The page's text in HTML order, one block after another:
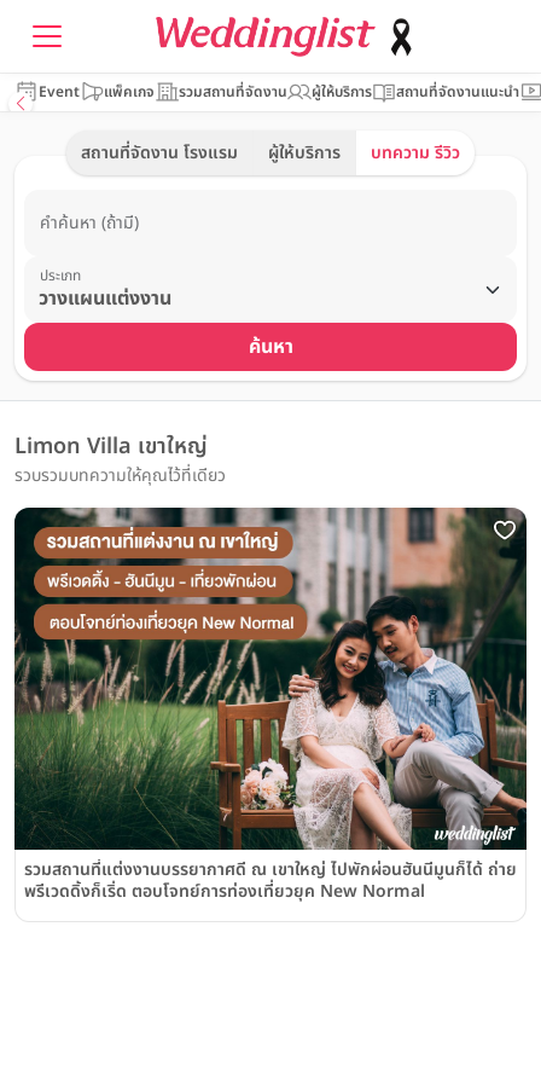
Event แพ็คเกจ รวมสถานที่จัดงาน ผู้ให้บริการ สถานที่จัดงานแนะนำ
สถานที่จัดงาน โรงแรม ผู้ให้บริการ บทความ รีวิว
คำค้นหา (ถ้ามี)
ประเภท
ค้นหา
Limon Villa เขาใหญ่
รวบรวมบทความให้คุณไว้ที่เดียว
รวมสถานที่แต่งงานบรรยากาศดี ณ เขาใหญ่ ไปพักผ่อนฮันนีมูนก็ได้ ถ่าย
พรีเวดดิ้งก็เริ่ด ตอบโจทย์การท่องเที่ยวยุค New Normal